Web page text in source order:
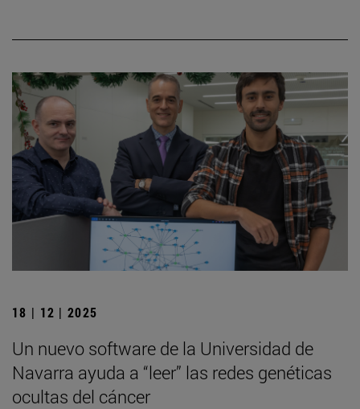
18 | 12 | 2025
Un nuevo software de la Universidad de
Navarra ayuda a “leer” las redes genéticas
ocultas del cáncer